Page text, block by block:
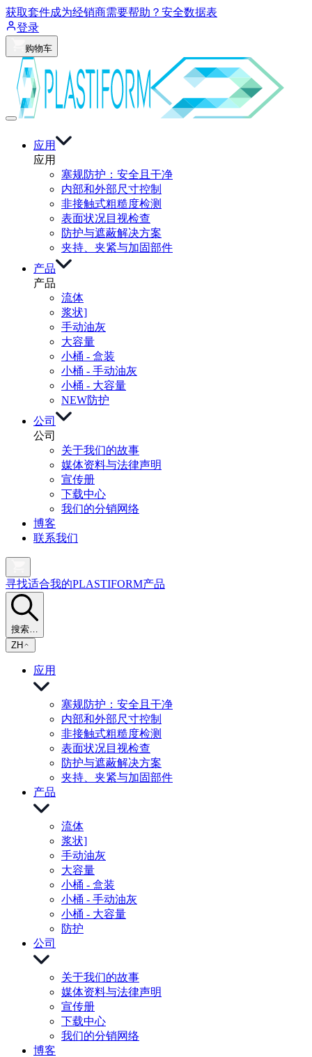
获取套件成为经销商需要帮助？ 安全数据表
登录
购物车
应用
应用
塞规防护：安全且干净
内部和外部尺寸控制
非接触式粗糙度检测
表面状况目视检查
防护与遮蔽解决方案
夹持、夹紧与加固部件
产品
产品
流体
浆状]
手动油灰
大容量
小桶 - 盒装
小桶 - 手动油灰
小桶 - 大容量
NEW防护
公司
公司
关于我们的故事
媒体资料与法律声明
宣传册
下载中心
我们的分销网络
博客
联系我们
寻找适合我的PLASTIFORM产品
搜索…
ZH
应用
塞规防护：安全且干净
内部和外部尺寸控制
非接触式粗糙度检测
表面状况目视检查
防护与遮蔽解决方案
夹持、夹紧与加固部件
产品
流体
浆状]
手动油灰
大容量
小桶 - 盒装
小桶 - 手动油灰
小桶 - 大容量
防护
公司
关于我们的故事
媒体资料与法律声明
宣传册
下载中心
我们的分销网络
博客